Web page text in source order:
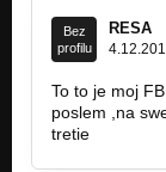
Bez
profilu
RESA
To to je moj
poslem ,na
tretie